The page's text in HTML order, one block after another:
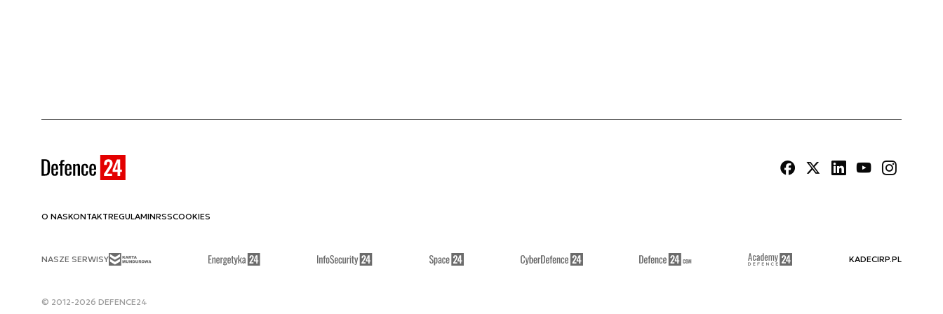
O NASKONTAKTREGULAMINRSSCOOKIES
NASZE SERWISY KADECIRP.PL
© 2012-2026 DEFENCE24